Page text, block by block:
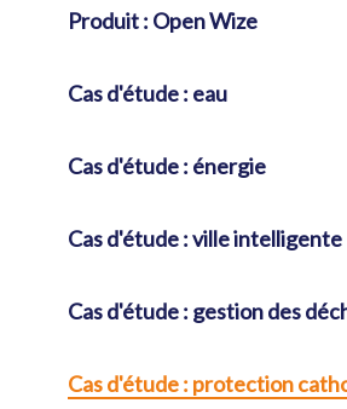
Produit : Open Wize
Cas d'étude : eau
Cas d'étude : énergie
Cas d'étude : ville intelligente
Cas d'étude : gestion des
Cas d'étude : protection